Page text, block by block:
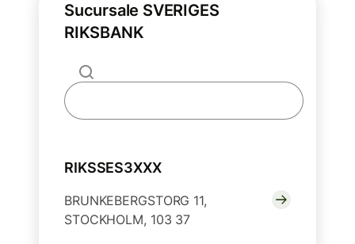
Sucursale SVERIGES
RIKSBANK
RIKSSES3XXX
BRUNKEBERGSTORG 11,
STOCKHOLM, 103 37